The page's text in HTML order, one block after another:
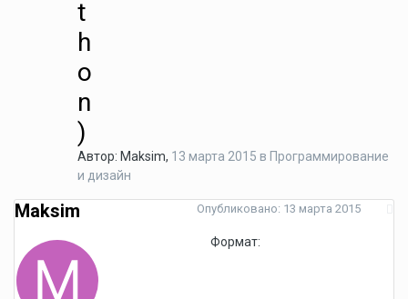
t
h
o
n
)
Автор: Maksim, 13 марта 2015 в Программирование
и дизайн
Maksim Опубликовано: 13 марта 2015
Формат: